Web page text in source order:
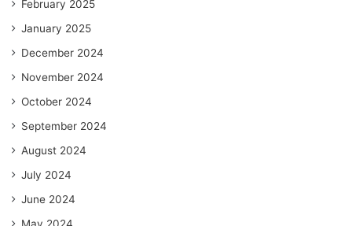
February 2025
January 2025
December 2024
November 2024
October 2024
September 2024
August 2024
July 2024
June 2024